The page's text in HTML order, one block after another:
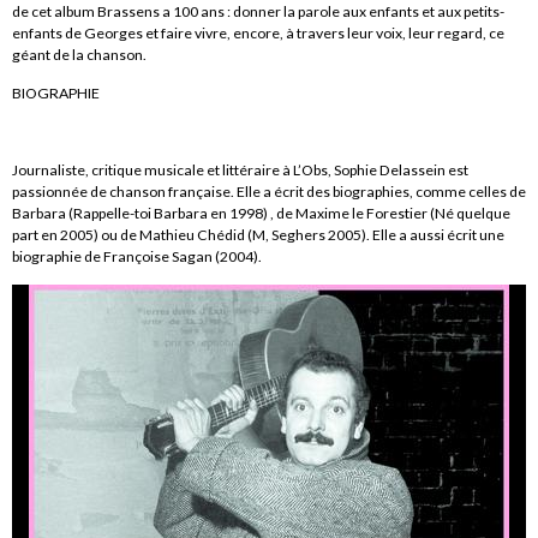
de cet album Brassens a 100 ans : donner la parole aux enfants et aux petits-
enfants de Georges et faire vivre, encore, à travers leur voix, leur regard, ce
géant de la chanson.
BIOGRAPHIE
Journaliste, critique musicale et littéraire à L’Obs, Sophie Delassein est
passionnée de chanson française. Elle a écrit des biographies, comme celles de
Barbara (Rappelle-toi Barbara en 1998) , de Maxime le Forestier (Né quelque
part en 2005) ou de Mathieu Chédid (M, Seghers 2005). Elle a aussi écrit une
biographie de Françoise Sagan (2004).